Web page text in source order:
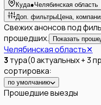
Куда●Челябинская область
Доп. фильтры Цена,
Свежих анонсов под
прошедших.
Показать
Челябинская область✕
3 тура(0актуальных+3
сортировка:
по умолчанию
Прошедшие выезды